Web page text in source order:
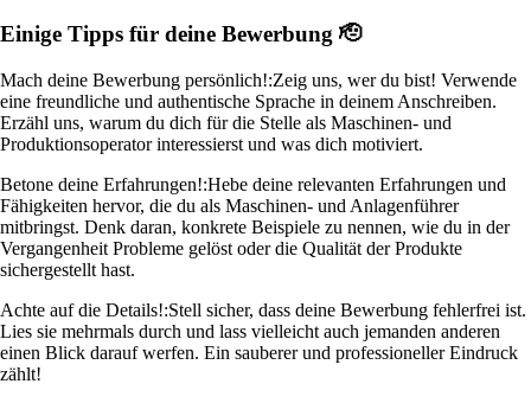
Einige Tipps für deine Bewerbung 🫡
Mach deine Bewerbung persönlich!:Zeig uns, wer du bist! Verwende
eine freundliche und authentische Sprache in deinem Anschreiben.
Erzähl uns, warum du dich für die Stelle als Maschinen- und
Produktionsoperator interessierst und was dich motiviert.
Betone deine Erfahrungen!:Hebe deine relevanten Erfahrungen und
Fähigkeiten hervor, die du als Maschinen- und Anlagenführer
mitbringst. Denk daran, konkrete Beispiele zu nennen, wie du in der
Vergangenheit Probleme gelöst oder die Qualität der Produkte
sichergestellt hast.
Achte auf die Details!:Stell sicher, dass deine Bewerbung fehlerfrei ist.
Lies sie mehrmals durch und lass vielleicht auch jemanden anderen
einen Blick darauf werfen. Ein sauberer und professioneller Eindruck
zählt!